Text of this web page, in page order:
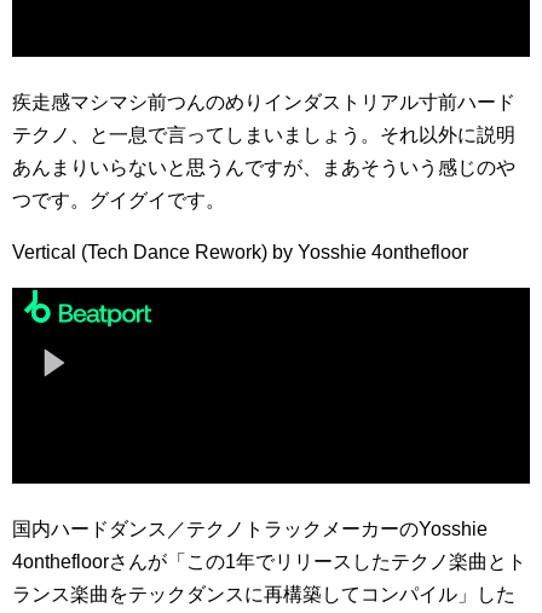
疾走感マシマシ前つんのめりインダストリアル寸前ハード
テクノ、と一息で言ってしまいましょう。それ以外に説明
あんまりいらないと思うんですが、まあそういう感じのや
つです。グイグイです。
Vertical (Tech Dance Rework) by Yosshie 4onthefloor
国内ハードダンス／テクノトラックメーカーのYosshie
4onthefloorさんが「この1年でリリースしたテクノ楽曲とト
ランス楽曲をテックダンスに再構築してコンパイル」した